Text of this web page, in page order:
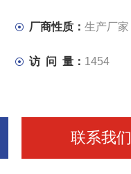
厂商性质： 生产厂家
访 问 量： 1454
联系我们